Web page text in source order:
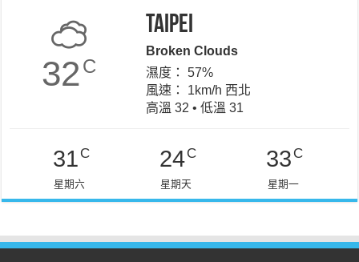
32C
Taipei
Broken Clouds
濕度： 57%
風速： 1km/h 西北
高溫 32 • 低溫 31
31 C
星期六
24C
星期天
33 C
星期一